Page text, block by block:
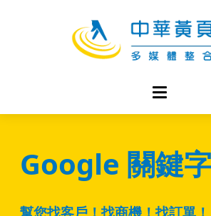
Google 關鍵
幫您找客戶！找商機！找訂單！